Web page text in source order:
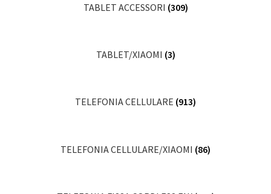
TABLET ACCESSORI (309)
TABLET/XIAOMI (3)
TELEFONIA CELLULARE (913)
TELEFONIA CELLULARE/XIAOMI (86)